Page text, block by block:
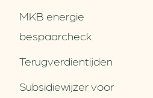
MKB energie
bespaarcheck
Terugverdien­tijden
Subsidiewijzer voor